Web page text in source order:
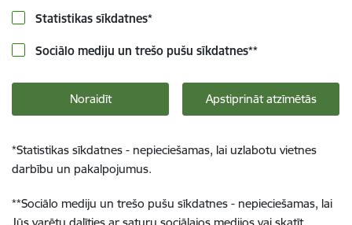
Statistikas sīkdatnes*
Sociālo mediju un trešo pušu sīkdatnes**
Noraidīt Apstiprināt atzīmētās
*Statistikas sīkdatnes - nepieciešamas, lai uzlabotu vietnes
darbību un pakalpojumus.
**Sociālo mediju un trešo pušu sīkdatnes - nepieciešamas, lai